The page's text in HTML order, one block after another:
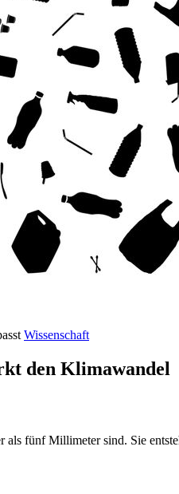
Wissenschaft
den Klimawandel
fünf Millimeter sind. Sie